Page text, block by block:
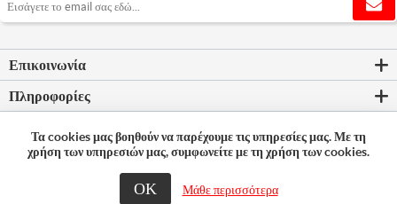
Επικοινωνία
Πληροφορίες
Ο λογαριασμός μου
© 2026 Bookleader
Τα cookies μας βοηθούν να παρέχουμε τις υπηρεσίες μας. Με τη
χρήση των υπηρεσιών μας, συμφωνείτε με τη χρήση των cookies.
ΟΚ Μάθε περισσότερα